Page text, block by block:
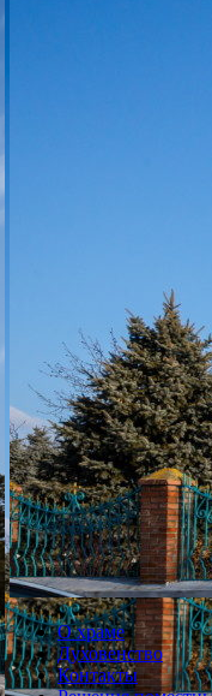
О храме
Духовенство
Контакты